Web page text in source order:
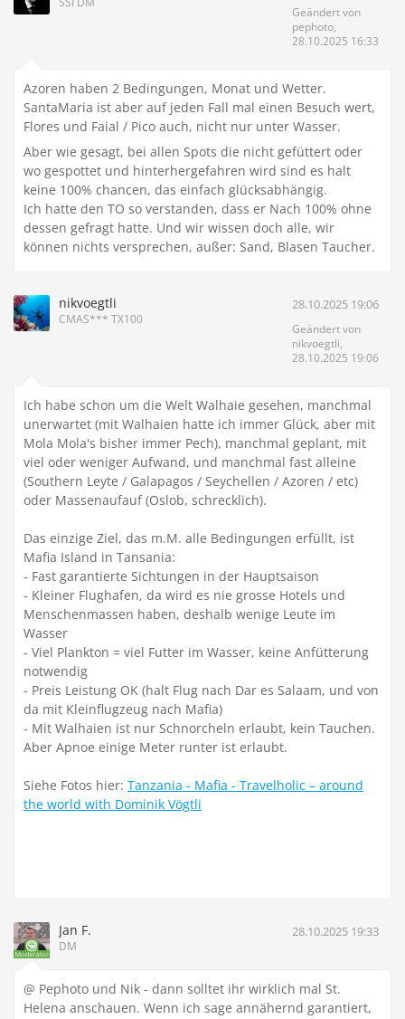
Geändert von
pephoto,
28.10.2025 16:33
Azoren haben 2 Bedingungen, Monat und Wetter.
SantaMaria ist aber auf jeden Fall mal einen Besuch wert,
Flores und Faial / Pico auch, nicht nur unter Wasser.
Aber wie gesagt, bei allen Spots die nicht gefüttert oder
wo gespottet und hinterhergefahren wird sind es halt
keine 100% chancen, das einfach glücksabhängig.
Ich hatte den TO so verstanden, dass er Nach 100% ohne
dessen gefragt hatte. Und wir wissen doch alle, wir
können nichts versprechen, außer: Sand, Blasen Taucher.
nikvoegtli
CMAS*** TX100
28.10.2025 19:06
Geändert von
nikvoegtli,
28.10.2025 19:06
Ich habe schon um die Welt Walhaie gesehen, manchmal
unerwartet (mit Walhaien hatte ich immer Glück, aber mit
Mola Mola's bisher immer Pech), manchmal geplant, mit
viel oder weniger Aufwand, und manchmal fast alleine
(Southern Leyte / Galapagos / Seychellen / Azoren / etc)
oder Massenaufauf (Oslob, schrecklich).
Das einzige Ziel, das m.M. alle Bedingungen erfüllt, ist
Mafia Island in Tansania:
- Fast garantierte Sichtungen in der Hauptsaison
- Kleiner Flughafen, da wird es nie grosse Hotels und
Menschenmassen haben, deshalb wenige Leute im
Wasser
- Viel Plankton = viel Futter im Wasser, keine Anfütterung
notwendig
- Preis Leistung OK (halt Flug nach Dar es Salaam, und von
da mit Kleinflugzeug nach Mafia)
- Mit Walhaien ist nur Schnorcheln erlaubt, kein Tauchen.
Aber Apnoe einige Meter runter ist erlaubt.
Siehe Fotos hier: Tanzania - Mafia - Travelholic – around
the world with Dominik Vögtli
Jan F.
DM
28.10.2025 19:33
@ Pephoto und Nik - dann solltet ihr wirklich mal St.
Helena anschauen. Wenn ich sage annähernd garantiert,